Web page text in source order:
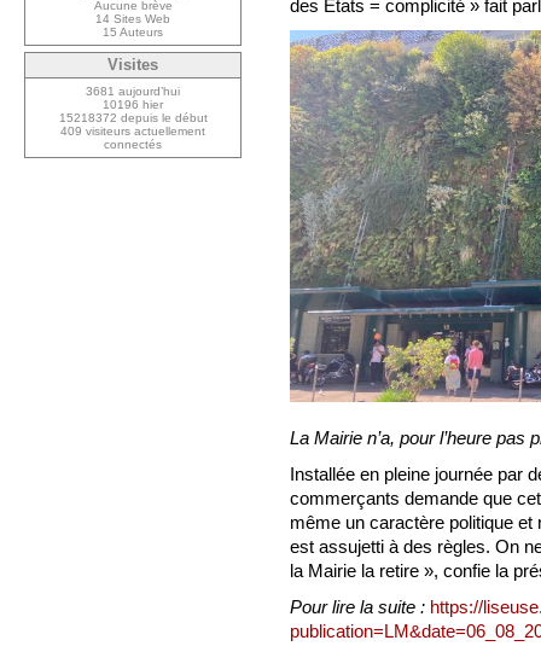
des États = complicité » fait
La Mairie n’a, pour l’heure pas
Installée en pleine journée par
commerçants demande que
même un caractère politique et
est assujetti à des règles. On
la Mairie la retire », confie la
Pour lire la suite : https://
Aucune brève
14 Sites Web
15 Auteurs
Visites
3681 aujourd’hui
10196 hier
15218372 depuis le début
409 visiteurs actuellement
connectés